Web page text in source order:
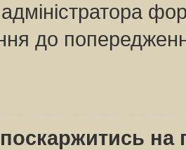
до